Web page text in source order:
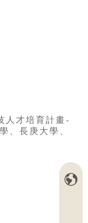
人才培育計畫-
、長庚大學、